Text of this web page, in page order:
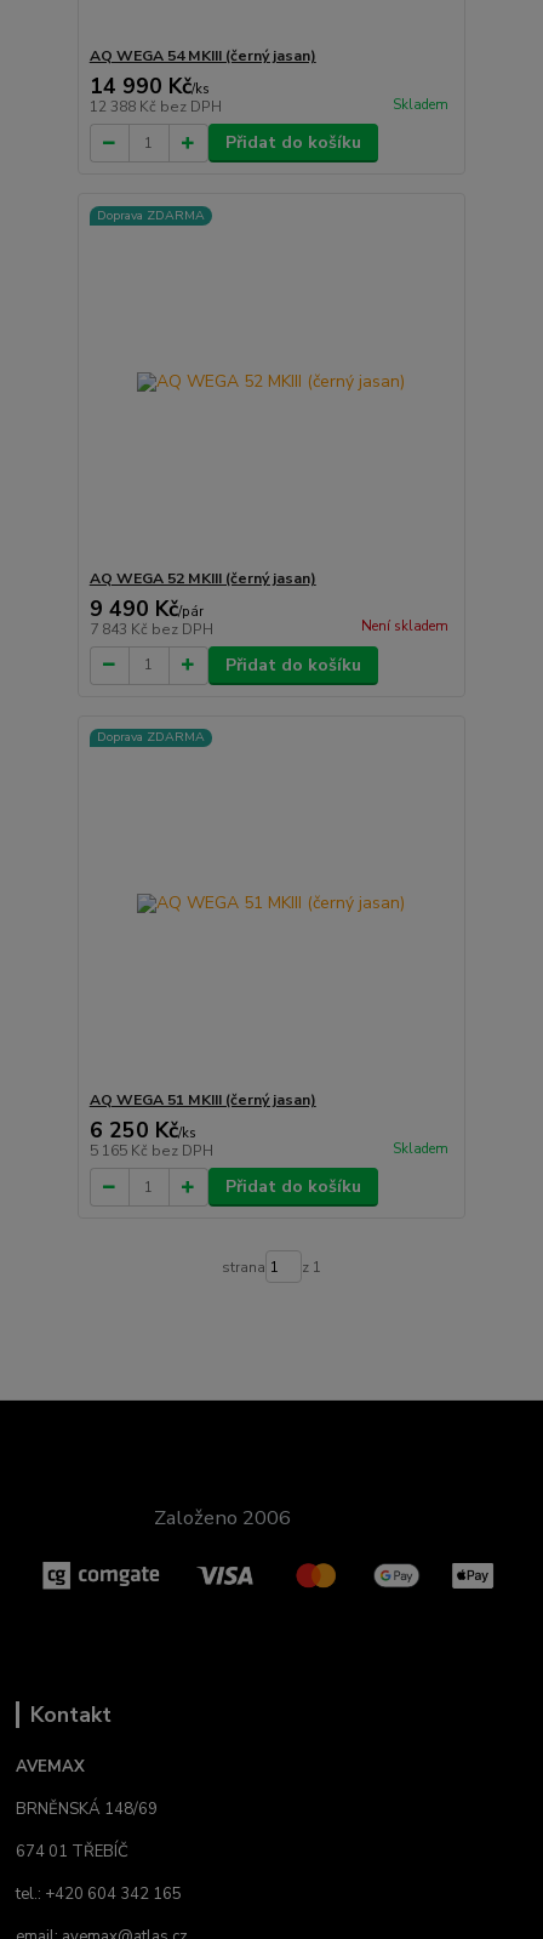
AQ WEGA 54 MKIII (černý jasan)
14 990 Kč/ks
12 388 Kč bez DPH Skladem
Přidat do košíku
Doprava ZDARMA
AQ WEGA 52 MKIII (černý jasan)
9 490 Kč/pár
7 843 Kč bez DPH Není skladem
Přidat do košíku
Doprava ZDARMA
AQ WEGA 51 MKIII (černý jasan)
6 250 Kč/ks
5 165 Kč bez DPH Skladem
Přidat do košíku
strana z 1
Založeno 2006
Kontakt
AVEMAX
BRNĚNSKÁ 148/69
674 01 TŘEBÍČ
tel.: +420 604 342 165